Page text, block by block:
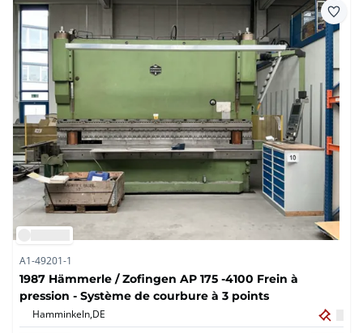
A1-49201-1
1987 Hämmerle / Zofingen AP 175 -4100 Frein à
pression - Système de courbure à 3 points
Hamminkeln,DE